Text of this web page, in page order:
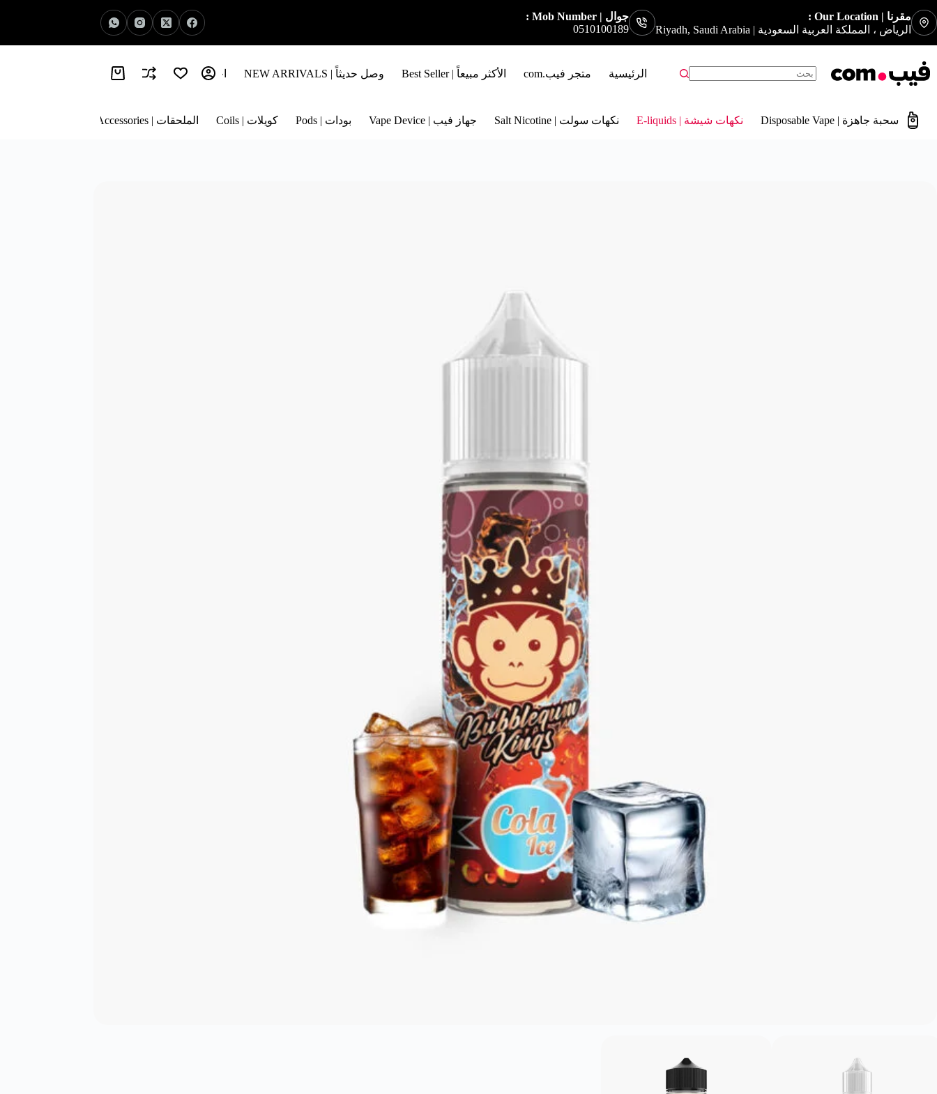
مقرنا | Our Location :
الرياض ، المملكة العربية السعودية | Riyadh, Saudi Arabia
جوال | Mob Number :
0510100189
الرئيسية متجر فيب.com الأكثر مبيعاً | Best Seller وصل حديثاً | NEW ARRIVALS اخبار الفيب | Vape News
سحبة جاهزة | Disposable Vape نكهات شيشة | E-liquids نكهات سولت | Salt Nicotine جهاز فيب | Vape Device بودات | Pods كويلات | Coils الملحقات | Accessories